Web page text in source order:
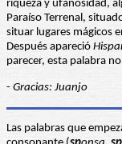
riqueza y ufanosidad,
Paraíso Terrenal,
situar lugares mágicos
Después apareció
parecer, esta palabra
- Gracias: Juanjo
Las palabras que